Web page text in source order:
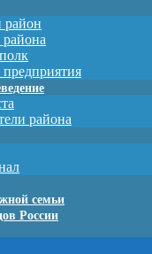
район
района
семьи
России